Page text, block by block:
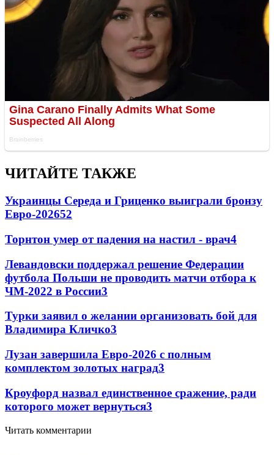
ЧИТАЙТЕ ТАКЖЕ
Украинцы Середа и Гриценко выиграли бронзу
Евро-202652
Торнтон умер от падения на настил - врач4
Левандовски поддержал решение Федерации
футбола Польши не проводить матчи отбора к
ЧМ-2022 в России3
Турки заявил о желании организовать бой для
Владимира Кличко3
Лузан завершила Евро-2026 с полным
комплектом золотых наград3
Кроуфорд назвал единственное сражение, ради
которого может вернуться3
Читать комментарии